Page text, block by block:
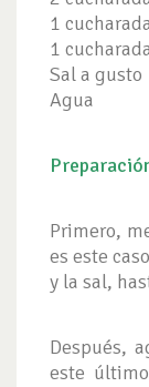
1
1
Sal a gusto
Agua
Primero,
es este
y la sal,
Después,
este